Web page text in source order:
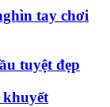
tay chơi
tuyệt đẹp
khuyết